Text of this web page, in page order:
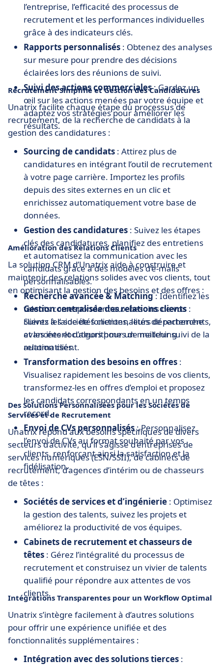
l’entreprise, l’efficacité des processus de
recrutement et les performances individuelles
grâce à des indicateurs clés.
Rapports personnalisés : Obtenez des analyses
sur mesure pour prendre des décisions
éclairées lors des réunions de suivi.
Suivi des actions commerciales: Gardez un
œil sur les actions menées par votre équipe et
adaptez vos stratégies pour améliorer les
résultats.
Recrutement Simplifié et Gestion des Candidatures
Unatrix facilite chaque étape du processus de
recrutement, de la recherche de candidats à la
gestion des candidatures :
Sourcing de candidats : Attirez plus de
candidatures en intégrant l’outil de recrutement
à votre page carrière. Importez les profils
depuis des sites externes en un clic et
enrichissez automatiquement votre base de
données.
Gestion des candidatures : Suivez les étapes
clés des candidatures, planifiez des entretiens
et automatisez la communication avec les
candidats grâce à des modèles d’e-mails
personnalisables.
Recherche avancée & Matching: Identifiez les
talents correspondant aux besoins de vos
clients à l’aide de fonctionnalités de recherche
avancées et d’algorithmes de matching
automatisés.
Amélioration des Relations Clients
La solution CRM d’Unatrix aide à construire et
maintenir des relations solides avec vos clients, tout
en optimisant la gestion des besoins et des offres :
Gestion centralisée des relations clients :
Suivez les sociétés clientes, leurs départements,
et les interlocuteurs pour un meilleur suivi de la
relation client.
Transformation des besoins en offres :
Visualisez rapidement les besoins de vos clients,
transformez-les en offres d’emploi et proposez
les candidats correspondants en un temps
record.
Envoi de CVs personnalisés: Personnalisez
l’envoi de CVs au format souhaité par vos
clients, renforçant ainsi la satisfaction et la
fidélisation.
Des Solutions Personnalisées pour les Sociétés de
Services et de Recrutement
Unatrix répond aux besoins spécifiques de divers
secteurs d’activité, qu’il s’agisse d’entreprises de
services numériques (ESN/SSII), de cabinets de
recrutement, d’agences d’intérim ou de chasseurs
de têtes :
Sociétés de services et d’ingénierie : Optimisez
la gestion des talents, suivez les projets et
améliorez la productivité de vos équipes.
Cabinets de recrutement et chasseurs de
têtes : Gérez l’intégralité du processus de
recrutement et construisez un vivier de talents
qualifié pour répondre aux attentes de vos
clients.
Intégrations Transparentes pour un Workflow Optimal
Unatrix s’intègre facilement à d’autres solutions
pour offrir une expérience unifiée et des
fonctionnalités supplémentaires :
Intégration avec des solutions tierces :